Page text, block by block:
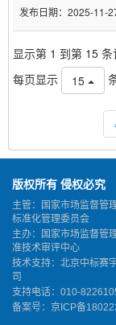
2025-11-
显示第 1 到第 15
每页显示
15
‹
版权所有 侵权必究
主管：国家市场监督管
标准化管理委员会
主办：国家市场监督管
准技术审评中心
技术支持：北京中标赛
司
支持电话：010-
备案号： 京ICP备